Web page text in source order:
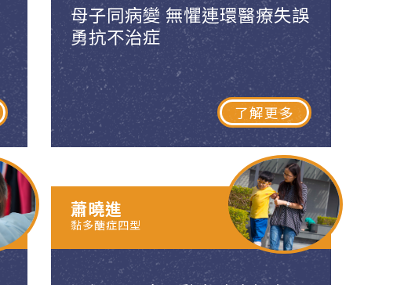
母子同病變 無懼連環醫療失誤
勇抗不治症
了解更多
蕭曉進
黏多醣症四型